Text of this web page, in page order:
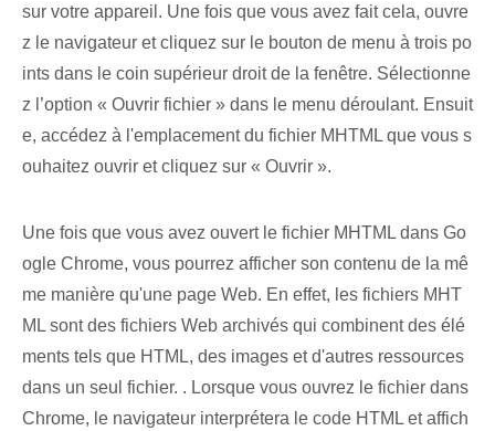
sur votre appareil. Une fois que vous avez fait cela, ouvre
z le navigateur et cliquez sur le bouton de menu à trois po
ints dans le coin supérieur droit de la fenêtre. Sélectionne
z l’option « Ouvrir⁣ fichier » dans le menu déroulant. Ensuit
e, accédez à l'emplacement du fichier MHTML que vous s
ouhaitez ouvrir et cliquez sur « Ouvrir ».
Une fois que vous avez ouvert le fichier MHTML dans Go
ogle Chrome, vous pourrez afficher son contenu de la mê
me manière qu'une page Web. En effet, les fichiers MHT
ML sont des fichiers Web archivés qui combinent des élé
ments tels que HTML, des images et d'autres ressources
dans un seul fichier. . Lorsque vous ouvrez le fichier dans
Chrome, le navigateur interprétera le code HTML et affich